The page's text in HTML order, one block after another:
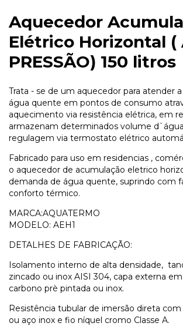
Aquecedor
Elétrico Horizontal (
PRESSÃO) 150 litros
Trata - se de um aquecedor para atender
água quente em pontos de consumo
aquecimento via resistência elétrica, em
armazenam determinados volume
regulagem via termostato elétrico
Fabricado para uso em residencias ,
o aquecedor de acumulação eletrico
demanda de água quente, suprindo com
conforto térmico.
MARCA:AQUATERMO
MODELO: AEH1
DETALHES DE FABRICAÇÃO:
Isolamento interno de alta densidade,
zincado ou inox AISI 304, capa externa
carbono prè pintada ou inox.
Resistência tubular de imersão direta
ou aço inox e fio níquel cromo Classe A.